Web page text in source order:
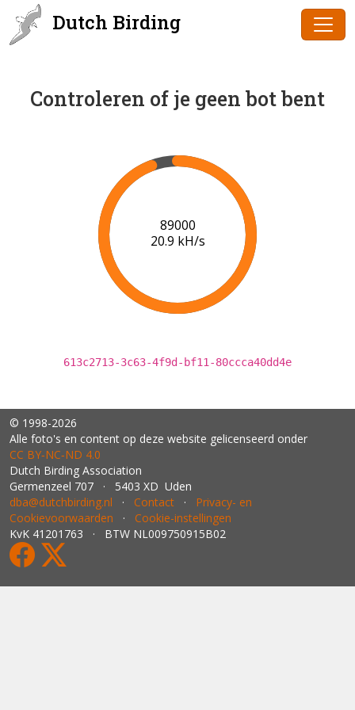
Dutch Birding
Controleren of je geen bot bent
91000
21.0 kH/s
613c2713-3c63-4f9d-bf11-80ccca40dd4e
© 1998-2026
Alle foto's en content op deze website gelicenseerd onder
CC BY‑NC‑ND 4.0
Dutch Birding Association
Germenzeel 707 · 5403 XD Uden
dba@dutchbirding.nl · Contact · Privacy- en
Cookievoorwaarden · Cookie-instellingen
KvK 41201763 · BTW NL009750915B02